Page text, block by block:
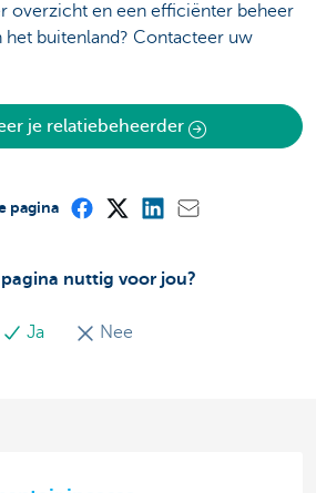
overzicht en een efficiënter beheer
het buitenland? Contacteer uw
je relatiebeheerder
pagina nuttig voor jou?
Ja Nee
pagina